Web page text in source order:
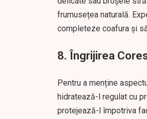
frumusețea naturală.
completeze coafura și
8. Îngrijirea
Pentru a menține
hidratează-l regulat cu
protejează-l împotriva